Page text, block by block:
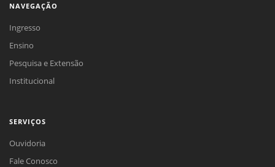
NAVEGAÇÃO
Ingresso
Ensino
Pesquisa e Extensão
Institucional
SERVIÇOS
Ouvidoria
Fale Conosco